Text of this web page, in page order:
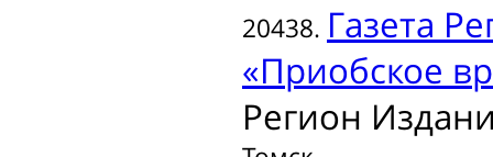
20438. Газета
«Приобское
Регион